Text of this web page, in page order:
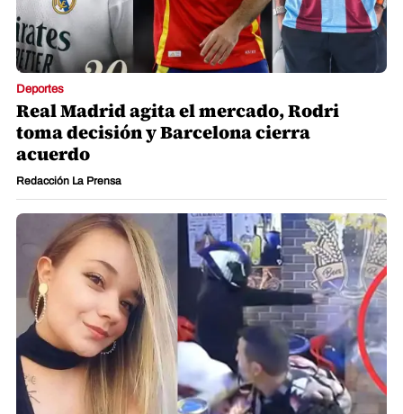
Deportes
Real Madrid agita el mercado, Rodri
toma decisión y Barcelona cierra
acuerdo
Redacción La Prensa